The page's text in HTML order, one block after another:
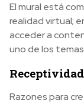
El mural está
realidad virtual;
acceder a
uno de los
Receptividad
Razones para